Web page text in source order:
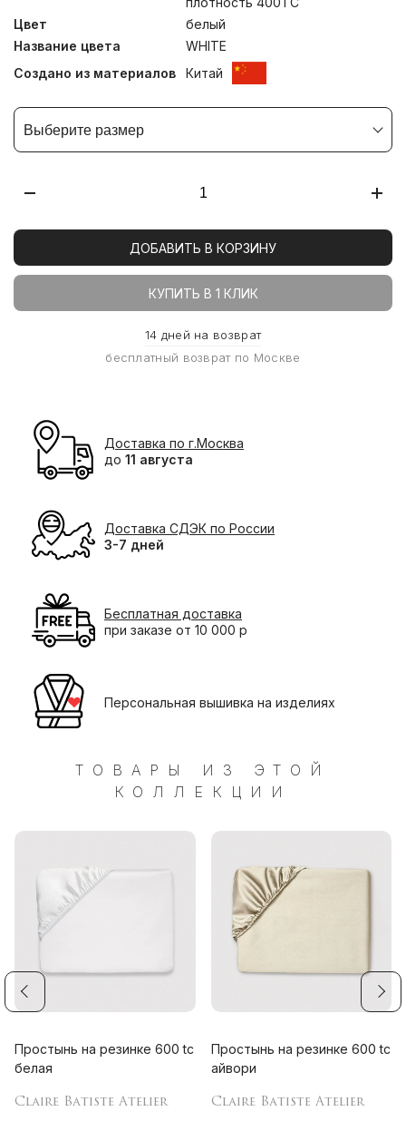
Цвет
белый
Название цвета
WHITE
Создано из материалов
Китай
Выберите размер
ДОБАВИТЬ В КОРЗИНУ
КУПИТЬ В 1 КЛИК
14 дней на возврат
бесплатный возврат по Москве
Доставка по г.Москва
до 11 августа
Доставка СДЭК по России
3-7 дней
Бесплатная доставка
при заказе от 10 000 р
Персональная вышивка на изделиях
ТОВАРЫ ИЗ ЭТОЙ
КОЛЛЕКЦИИ
Простынь на резинке 600 tc
белая
Claire Batiste Atelier
Простынь на резинке 600 tc
айвори
Claire Batiste Atelier